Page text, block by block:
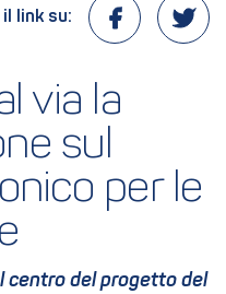
il link su:
via la
sul
per le
centro del progetto del